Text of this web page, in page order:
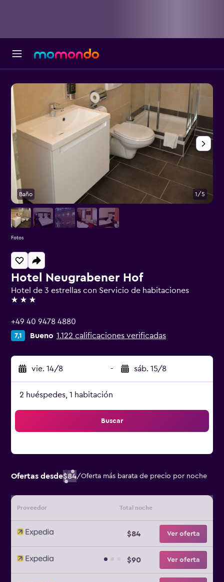
Hotel Neugrabener Hof
Hotel de 3 estrellas con Servicio de habitaciones
3 estrellas
+49 40 9478 4880
7,1 Bueno 1.122 calificaciones verificadas
vie. 14/8 - sáb. 15/8
2 huéspedes, 1 habitación
Buscar
Ofertas desde$84/Oferta más barata de precio por noche
Proveedor Total noche
$84 Ver oferta
$90 Ver oferta
Baño 1/5
Fotos